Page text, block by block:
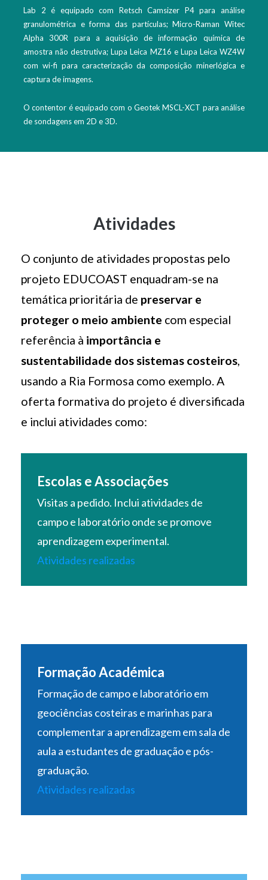
Lab 2 é equipado com Retsch Camsizer P4 para análise
granulométrica e forma das partículas; Micro-Raman Witec
Alpha 300R para a aquisição de informação química de
amostra não destrutiva; Lupa Leica MZ16 e Lupa Leica WZ4W
com wi-fi para caracterização da composição minerlógica e
captura de imagens.
O contentor é equipado com o Geotek MSCL-XCT para análise
de sondagens em 2D e 3D.
Atividades
O conjunto de atividades propostas pelo
projeto EDUCOAST enquadram-se na
temática prioritária de preservar e
proteger o meio ambiente com especial
referência à importância e
sustentabilidade dos sistemas costeiros,
usando a Ria Formosa como exemplo. A
oferta formativa do projeto é diversificada
e inclui atividades como:
Escolas e Associações
Visitas a pedido. Inclui atividades de
campo e laboratório onde se promove
aprendizagem experimental.
Atividades realizadas
Formação Académica
Formação de campo e laboratório em
geociências costeiras e marinhas para
complementar a aprendizagem em sala de
aula a estudantes de graduação e pós-
graduação.
Atividades realizadas